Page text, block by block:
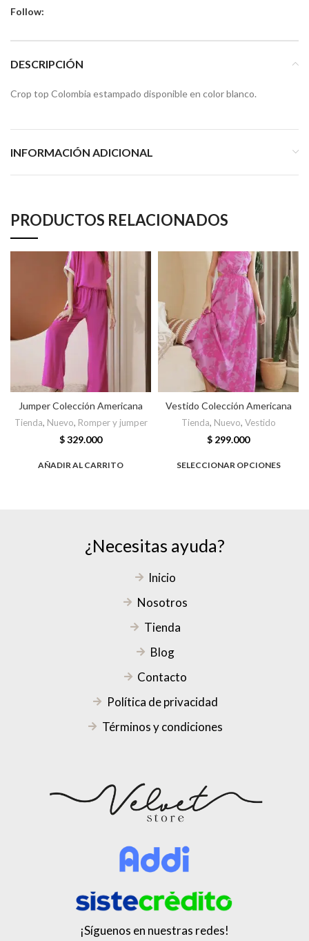
Follow:
DESCRIPCIÓN
Crop top Colombia estampado disponible en color blanco.
INFORMACIÓN ADICIONAL
PRODUCTOS RELACIONADOS
Jumper Colección Americana
Tienda, Nuevo, Romper y jumper
$329.000
AÑADIR AL CARRITO
Vestido Colección Americana
Tienda, Nuevo, Vestido
$ 299.000
SELECCIONAR OPCIONES
¿Necesitas ayuda?
Inicio
Nosotros
Tienda
Blog
Contacto
Política de privacidad
Términos y condiciones
¡Síguenos en nuestras redes!